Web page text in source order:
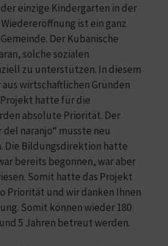
der einzige Kindergarten in der
ist ein ganz
Der Kubanische
solche sozialen
zu unterstützen. In diesem
wirtschaftlichen Gründen
hatte für die
absolute Priorität. Der
naranjo“ musste neu
Die Bildungsdirektion hatte
bereits begonnen, war aber
Somit hatte das Projekt
Priorität und wir danken Ihnen
Somit können wieder 180
5 Jahren betreut werden.